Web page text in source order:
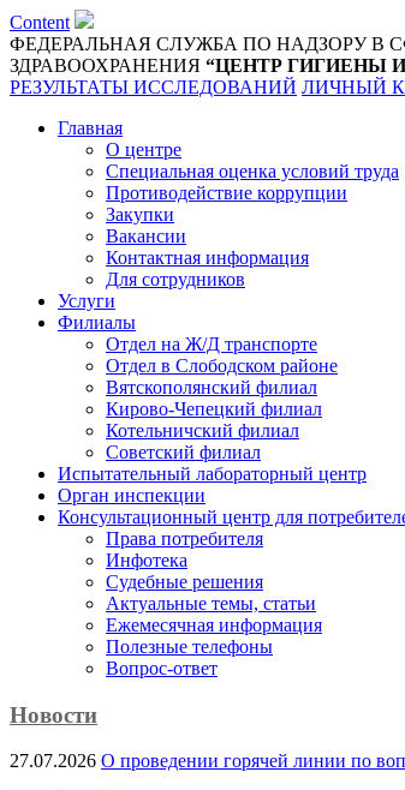
Content
ФЕДЕРАЛЬНАЯ СЛУЖБА ПО НАДЗОРУ В
ЗДРАВООХРАНЕНИЯ “ЦЕНТР ГИГИЕНЫ
РЕЗУЛЬТАТЫ ИССЛЕДОВАНИЙ ЛИЧНЫЙ
Главная
О центре
Специальная оценка условий труда
Противодействие коррупции
Закупки
Вакансии
Контактная информация
Для сотрудников
Услуги
Филиалы
Отдел на Ж/Д транспорте
Отдел в Слободском районе
Вятскополянский филиал
Кирово-Чепецкий филиал
Котельничский филиал
Советский филиал
Испытательный лабораторный центр
Орган инспекции
Консультационный центр для
Права потребителя
Инфотека
Судебные решения
Актуальные темы, cтатьи
Ежемесячная информация
Полезные телефоны
Вопрос-ответ
Новости
27.07.2026 О проведении горячей линии по